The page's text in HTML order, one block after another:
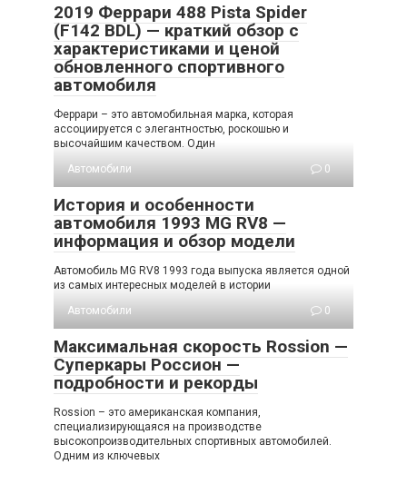
2019 Феррари 488 Pista Spider
(F142 BDL) — краткий обзор с
характеристиками и ценой
обновленного спортивного
автомобиля
Феррари – это автомобильная марка, которая
ассоциируется с элегантностью, роскошью и
высочайшим качеством. Один
Автомобили
0
История и особенности
автомобиля 1993 MG RV8 —
информация и обзор модели
Автомобиль MG RV8 1993 года выпуска является одной
из самых интересных моделей в истории
Автомобили
0
Максимальная скорость Rossion —
Суперкары Россион —
подробности и рекорды
Rossion – это американская компания,
специализирующаяся на производстве
высокопроизводительных спортивных автомобилей.
Одним из ключевых